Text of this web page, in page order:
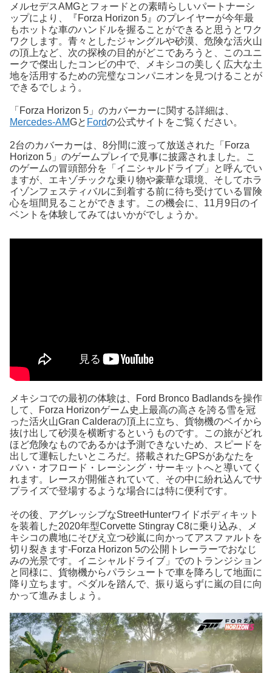
メルセデスAMGとフォードとの素晴らしいパートナーシ
ップにより、『Forza Horizon 5』のプレイヤーが今年最
もホットな車のハンドルを握ることができると思うとワク
ワクします。青々としたジャングルや砂漠、危険な活火山
の頂上など、次の探検の目的がどこであろうと、このユニ
ークで傑出したコンビの中で、メキシコの美しく広大な土
地を活用するための完璧なコンパニオンを見つけることが
できるでしょう。
「Forza Horizon 5」のカバーカーに関する詳細は、
Mercedes-AMGと Fordの公式サイトをご覧ください。
2台のカバーカーは、8分間に渡って放送された「Forza
Horizon 5」のゲームプレイで見事に披露されました。こ
のゲームの冒頭部分を「イニシャルドライブ」と呼んでい
ますが、エキゾチックな乗り物や豪華な環境、そしてホラ
イゾンフェスティバルに到着する前に待ち受けている冒険
心を垣間見ることができます。この機会に、11月9日のイ
ベントを体験してみてはいかがでしょうか。
メキシコでの最初の体験は、Ford Bronco Badlandsを操作
して、Forza Horizonゲーム史上最高の高さを誇る雪を冠
った活火山Gran Calderaの頂上に立ち、貨物機のベイから
抜け出して砂漠を横断するというものです。この旅がどれ
ほど危険なものであるかは予測できないため、スピードを
出して運転したいところだ。搭載されたGPSがあなたを
バハ・オフロード・レーシング・サーキットへと導いてく
れます。レースが開催されていて、その中に紛れ込んでサ
プライズで登場するような場合には特に便利です。
その後、アグレッシブなStreetHunterワイドボディキット
を装着した2020年型Corvette Stingray C8に乗り込み、メ
キシコの農地にそびえ立つ砂嵐に向かってアスファルトを
切り裂きます-Forza Horizon 5の公開トレーラーでおなじ
みの光景です。イニシャルドライブ」でのトランジション
と同様に、貨物機からパラシュートで車を降ろして地面に
降り立ちます。ペダルを踏んで、振り返らずに嵐の目に向
かって進みましょう。